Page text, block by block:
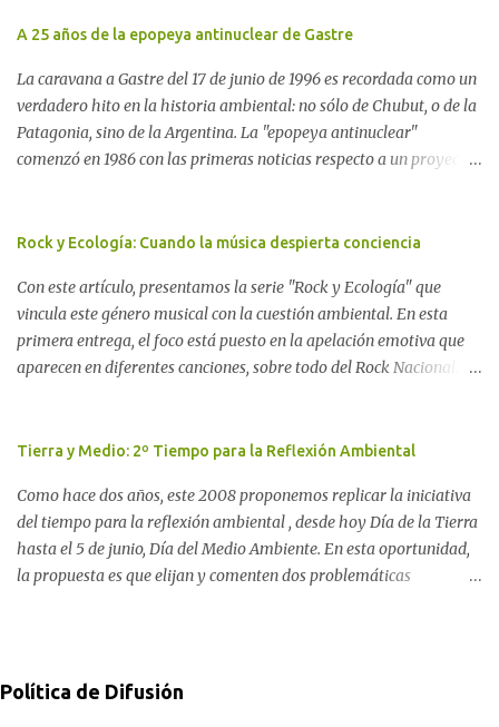
A 25 años de la epopeya antinuclear de Gastre
La caravana a Gastre del 17 de junio de 1996 es recordada como un
verdadero hito en la historia ambiental: no sólo de Chubut, o de la
Patagonia, sino de la Argentina. La "epopeya antinuclear"
comenzó en 1986 con las primeras noticias respecto a un proyecto
proyecto legislativo nacional al respecto. En este artículo, la
Movimiento Antinuclear de Chubut (MACH) liderada por Javier
Rodríguez Pardo, como una lección de rebelión democrática
territorial frente a las imposiciones de la tecnocracia nuclear
globalizada. Dossier N° 3 "La crisis nuclear en el mundo. A 10 años
Dukal.
Rock y Ecología: Cuando la música despierta conciencia
Con este artículo, presentamos la serie "Rock y Ecología" que
vincula este género musical con la cuestión ambiental. En esta
primera entrega, el foco está puesto en la apelación emotiva que
aparecen en diferentes canciones, sobre todo del Rock Nacional.
Carolina Aponte La Madre Tierra se escucha en las canciones del
Tierra y Medio: 2º Tiempo para la Reflexión Ambiental
Como hace dos años, este 2008 proponemos replicar la iniciativa
del tiempo para la reflexión ambiental , desde hoy Día de la Tierra
hasta el 5 de junio, Día del Medio Ambiente. En esta oportunidad,
la propuesta es que elijan y comenten dos problemáticas
la toma de conciencia es un factor imprescindible. Por ello, además
Política de Difusión